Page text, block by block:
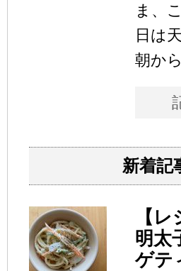
ま、
日は
朝か
新着記
【
明太
ゲテ